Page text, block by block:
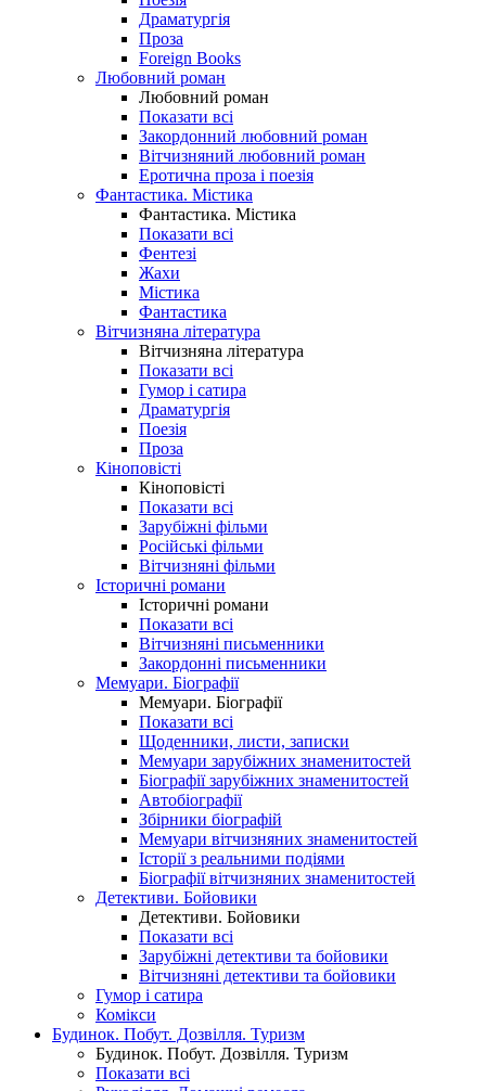
Драматургія
Проза
Foreign Books
Любовний роман
Любовний роман
Показати всі
Закордонний любовний роман
Вітчизняний любовний роман
Еротична проза і поезія
Фантастика. Містика
Фантастика. Містика
Показати всі
Фентезі
Жахи
Містика
Фантастика
Вітчизняна література
Вітчизняна література
Показати всі
Гумор і сатира
Драматургія
Поезія
Проза
Кіноповісті
Кіноповісті
Показати всі
Зарубіжні фільми
Російські фільми
Вітчизняні фільми
Історичні романи
Історичні романи
Показати всі
Вітчизняні письменники
Закордонні письменники
Мемуари. Біографії
Мемуари. Біографії
Показати всі
Щоденники, листи, записки
Мемуари зарубіжних знаменитостей
Біографії зарубіжних знаменитостей
Автобіографії
Збірники біографій
Мемуари вітчизняних знаменитостей
Історії з реальними подіями
Біографії вітчизняних знаменитостей
Детективи. Бойовики
Детективи. Бойовики
Показати всі
Зарубіжні детективи та бойовики
Вітчизняні детективи та бойовики
Гумор і сатира
Комікси
Будинок. Побут. Дозвілля. Туризм
Будинок. Побут. Дозвілля. Туризм
Показати всі